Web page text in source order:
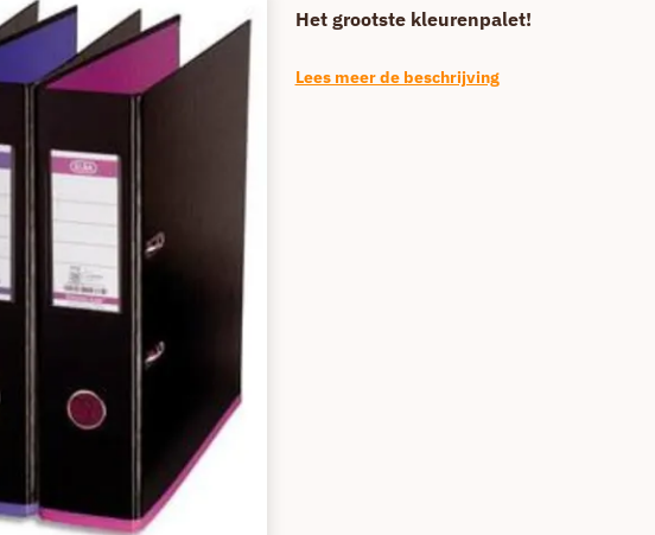
Het grootste kleurenpalet!
Lees meer de beschrijving